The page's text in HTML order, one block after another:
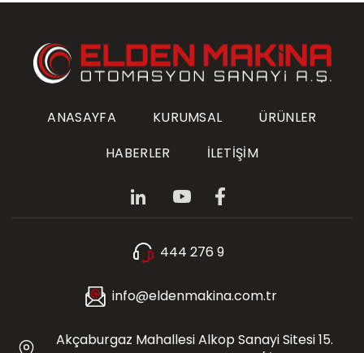
ANASAYFA KURUMSAL
ÜRÜNLER
HABERLER
İLETİŞİM
444 276 9
info@eldenmakina.com.tr
Akçaburgaz Mahallesi Alkop Sanayi Sitesi 15.